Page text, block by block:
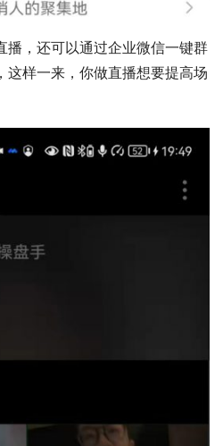
播，还可以通过企业微信一键群
这样一来，你做直播想要提高场